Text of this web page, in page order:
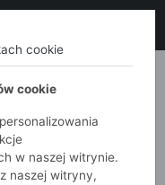
cookie
cookie
w naszej witrynie.
naszej witryny,